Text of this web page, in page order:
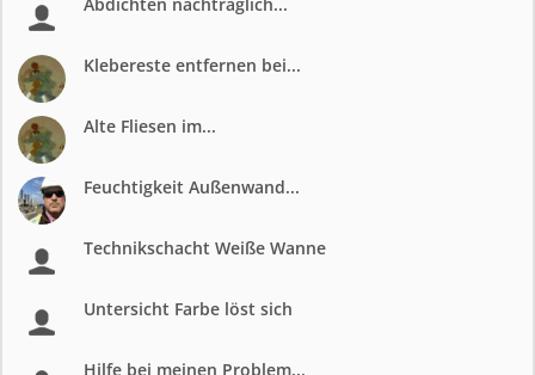
Klebereste entfernen bei...
Alte Fliesen im...
Feuchtigkeit Außenwand...
Technikschacht Weiße Wanne
Untersicht Farbe löst sich
Hilfe bei meinen Problem...